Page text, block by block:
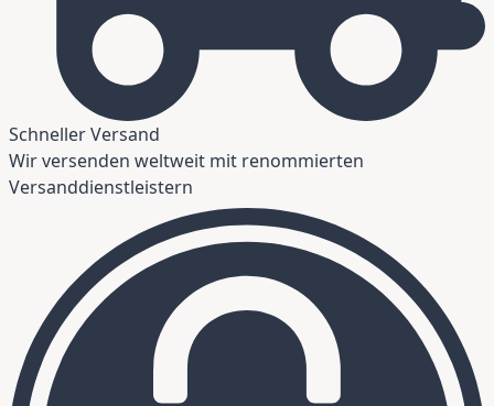
Schneller Versand
Wir versenden weltweit mit renommierten
Versanddienstleistern